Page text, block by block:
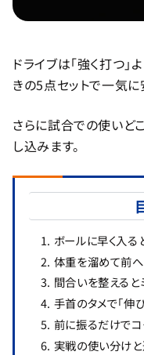
ドライブは「強く打つ」
きの5点セットで一気に
さらに試合での使いど
し込みます。
ボールに早く入る
体重を溜めて前
間合いを整えると
手首のタメで「伸
前に振るだけで
実戦の使い分けと